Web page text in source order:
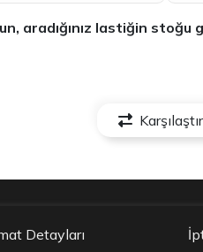
aradığınız lastiğin
Karşılaştır
Detayları